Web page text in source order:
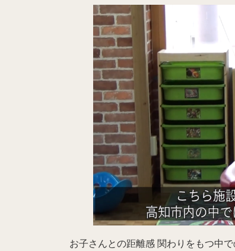
お子さんとの距離感 関わりをもつ中